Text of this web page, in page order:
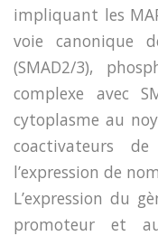
impliquant les
voie canonique
(SMAD2/3),
complexe avec
cytoplasme au
coactivateurs
l’expression de
L’expression du
promoteur et